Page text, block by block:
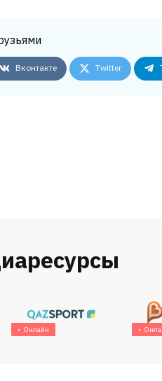
Вконтакте Twitter
Онлайн